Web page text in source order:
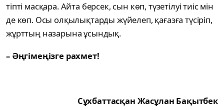
тіпті масқара. Айта берсек, сын көп, түзетілуі тиіс мін
де көп. Осы олқылықтарды жүйелеп, қағазға түсіріп,
жұрттың назарына ұсындық.
– Әңгімеңізге рахмет!
Сұхбаттасқан Жасұлан Бақытбек